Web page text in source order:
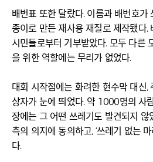
배번표 또한 달랐다. 이름과 배번호가
종이로 만든 재사용 재질로 제작됐다.
시민들로부터 기부받았다. 모두 다른
을 위한 역할에는 무리가 없었다.
대회 시작점에는 화려한 현수막 대신,
상자가 눈에 띄었다. 약 1000명의 사
장에는 그 어떤 쓰레기도 발견되지 않
측의 의지에 동의하고, ‘쓰레기 없는
다.